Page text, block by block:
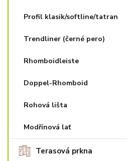
Profil klasik/softline/tatran
Trendliner (černé pero)
Rhomboidleiste
Doppel-Rhomboid
Rohová lišta
Modřínová lať
Terasová prkna